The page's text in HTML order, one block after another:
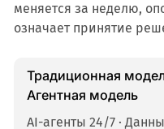
меняется за неделю,
означает принятие
Традиционная
Агентная модель
AI-агенты 24/7 ·